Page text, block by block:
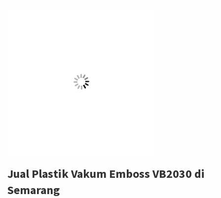
Jual Plastik Vakum Emboss VB2030 di
Semarang